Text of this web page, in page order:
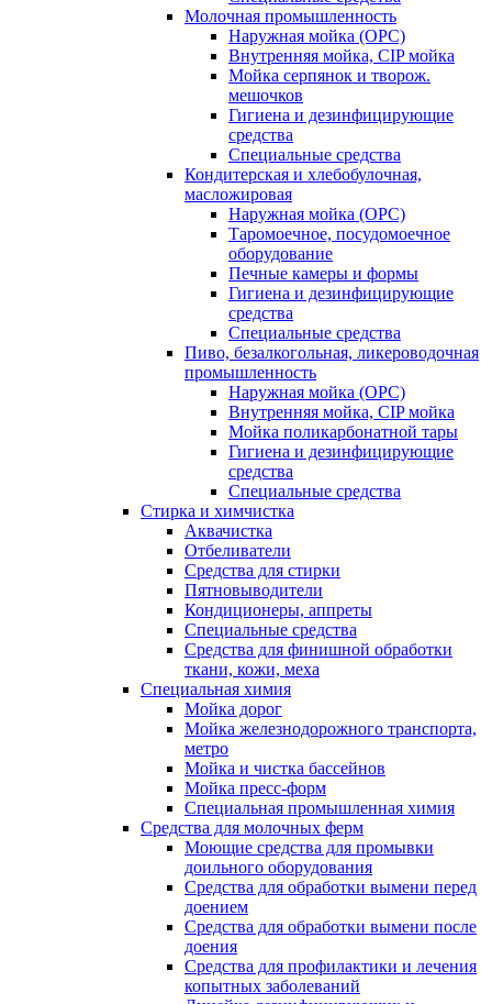
Молочная промышленность
Наружная мойка (ОРС)
Внутренняя мойка, CIP мойка
Мойка серпянок и творож.
мешочков
Гигиена и дезинфицирующие
средства
Специальные средства
Кондитерская и хлебобулочная,
масложировая
Наружная мойка (ОРС)
Таромоечное, посудомоечное
оборудование
Печные камеры и формы
Гигиена и дезинфицирующие
средства
Специальные средства
Пиво, безалкогольная, ликероводочная
промышленность
Наружная мойка (ОРС)
Внутренняя мойка, CIP мойка
Мойка поликарбонатной тары
Гигиена и дезинфицирующие
средства
Специальные средства
Стирка и химчистка
Аквачистка
Отбеливатели
Средства для стирки
Пятновыводители
Кондиционеры, аппреты
Специальные средства
Средства для финишной обработки
ткани, кожи, меха
Специальная химия
Мойка дорог
Мойка железнодорожного транспорта,
метро
Мойка и чистка бассейнов
Мойка пресс-форм
Специальная промышленная химия
Средства для молочных ферм
Моющие средства для промывки
доильного оборудования
Средства для обработки вымени перед
доением
Средства для обработки вымени после
доения
Средства для профилактики и лечения
копытных заболеваний